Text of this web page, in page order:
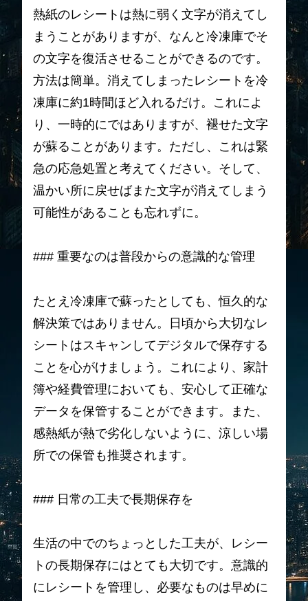
熱紙のレシートは熱に弱く文字が消えてし
まうことがありますが、なんと冷凍庫でそ
の文字を復活させることができるのです。
方法は簡単。消えてしまったレシートを冷
凍庫に約1時間ほど入れるだけ。これによ
り、一時的にではありますが、褪せた文字
が蘇ることがあります。ただし、これは緊
急の応急処置と考えてください。そして、
温かい所に戻せばまた文字が消えてしまう
可能性があることも忘れずに。
### 重要なのは普段からの意識的な管理
たとえ冷凍庫で蘇ったとしても、恒久的な
解決策ではありません。日頃から大切なレ
シートはスキャンしてデジタルで保存する
ことを心がけましょう。これにより、家計
簿や経費管理においても、安心して正確な
データを保管することができます。また、
感熱紙が熱で劣化しないように、涼しい場
所での保管も推奨されます。
### 日常の工夫で長期保存を
生活の中でのちょっとした工夫が、レシー
トの長期保存にはとても大切です。意識的
にレシートを管理し、必要なものは早めに